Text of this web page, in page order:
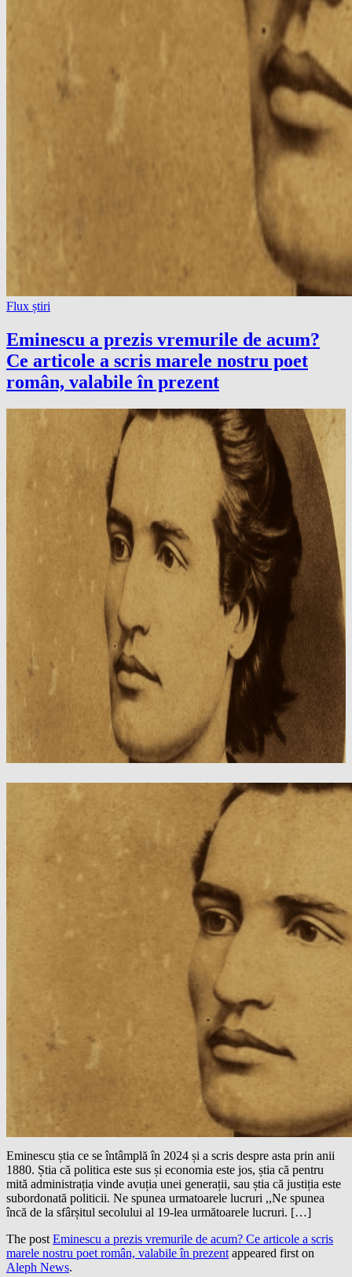
Flux știri
Eminescu a prezis vremurile de acum?
Ce articole a scris marele nostru poet
român, valabile în prezent
Eminescu știa ce se întâmplă în 2024 și a scris despre asta prin anii
1880. Știa că politica este sus și economia este jos, știa că pentru
mită administrația vinde avuția unei generații, sau știa că justiția este
subordonată politicii. Ne spunea urmatoarele lucruri ,,Ne spunea
încă de la sfârșitul secolului al 19-lea următoarele lucruri. […]
The post Eminescu a prezis vremurile de acum? Ce articole a scris
marele nostru poet român, valabile în prezent appeared first on
Aleph News.